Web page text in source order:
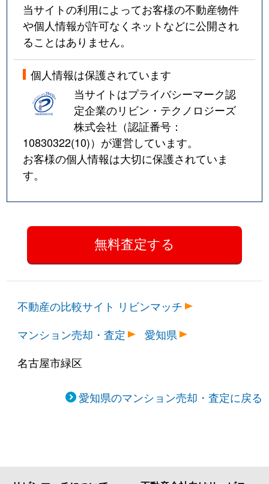
当サイトの利用によってお客様の不動産物件
や個人情報が許可なくネットなどに公開され
ることはありません。
個人情報は保護されています
当サイトはプライバシーマーク認
定企業のリビン・テクノロジーズ
株式会社（認証番号：
10830322(10)）が運営しています。
お客様の個人情報は大切に保護されていま
す。
不動産の比較サイト リビンマッチ
マンション売却・査定
愛知県
名古屋市緑区
愛知県のマンション売却・査定に戻る